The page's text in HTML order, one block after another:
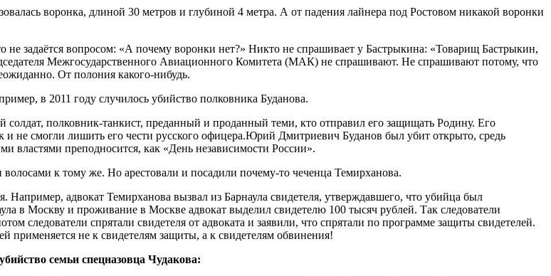
воронка, длиной 30 метров и глубиной 4 метра. А от падения лайнера под Ростовом никакой воронки
задаётся вопросом: «А почему воронки нет?» Никто не спрашивает у Бастрыкина: «Товарищ Бастрыкин,
Межгосударственного Авиационного Комитета (МАК) не спрашивают. Не спрашивают потому, что
От полония какого-нибудь.
в 2011 году случилось убийство полковника Буданова.
полковник-танкист, преданный и проданный теми, кто отправил его защищать Родину. Его
не смогли лишить его чести русского офицера.Юрий Дмитриевич Буданов был убит открыто, средь
властями преподносится, как «День независимости России».
к тому же. Но арестовали и посадили почему-то чеченца Темирханова.
адвокат Темирханова вызвал из Барнаула свидетеля, утверждавшего, что убийца был
в Москву и проживание в Москве адвокат выделил свидетелю 100 тысяч рублей. Так следователи
следователи спрятали свидетеля от адвоката и заявили, что спрятали по программе защиты свидетелей.
применяется не к свидетелям защиты, а к свидетелям обвинения!
семьи спецназовца Чудакова: